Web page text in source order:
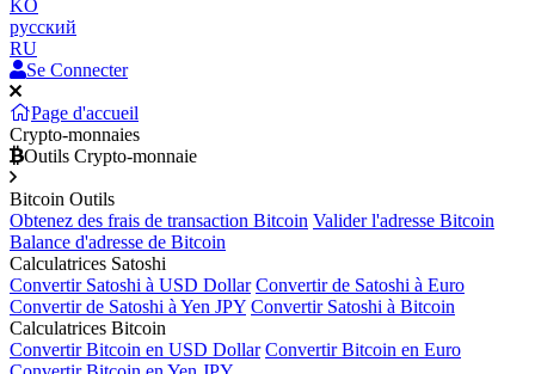
KO
русский
RU
Se Connecter
Page d'accueil
Crypto-monnaies
Outils Crypto-monnaie
Bitcoin Outils
Obtenez des frais de transaction Bitcoin Valider l'adresse Bitcoin
Balance d'adresse de Bitcoin
Calculatrices Satoshi
Convertir Satoshi à USD Dollar Convertir de Satoshi à Euro
Convertir de Satoshi à Yen JPY Convertir Satoshi à Bitcoin
Calculatrices Bitcoin
Convertir Bitcoin en USD Dollar Convertir Bitcoin en Euro